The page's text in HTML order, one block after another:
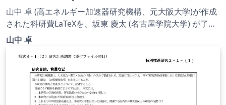
英語版 | 2024.04.12
山中 卓 (高エネルギー加速器研究機構、元大阪大学)が作成
された科研費LaTeXを、坂東 慶太 (名古屋学院大学) が了承
を得てテンプレート登録しています。 詳細はこちら↓をご
u.ac.jp/~taku/kakenhiLaTeX/
山中 卓